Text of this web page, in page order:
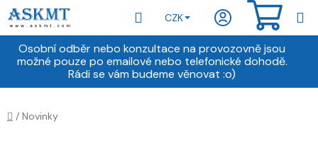
Přejít
na
obsah
Osobní odběr nebo konzultace na provozovně jsou
možné pouze po emailové nebo telefonické dohodě.
Rádi se vám budeme věnovat :o)
Hledat
CZK
Domů
/ Novinky